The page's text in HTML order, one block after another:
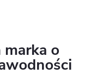
marka o